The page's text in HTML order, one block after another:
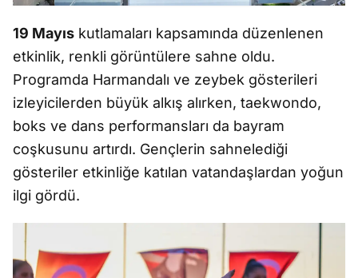
19 Mayıs kutlamaları kapsamında düzenlenen
etkinlik, renkli görüntülere sahne oldu.
Programda Harmandalı ve zeybek gösterileri
izleyicilerden büyük alkış alırken, taekwondo,
boks ve dans performansları da bayram
coşkusunu artırdı. Gençlerin sahnelediği
gösteriler etkinliğe katılan vatandaşlardan yoğun
ilgi gördü.